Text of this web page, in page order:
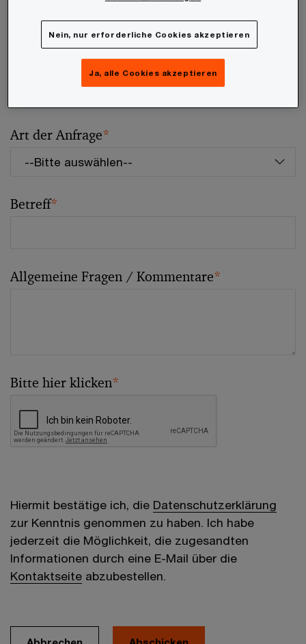
Welches unter den weltweiten Mitgliedsfirmen
soll Ihre Anfrage beantworten?
Art der Anfrage*
Betreff*
Allgemeine Fragen / Kommentare*
Bitte hier klicken*
Hiermit bestätige ich, die Datenschutzerklärung
zur Kenntnis genommen zu haben. Ich habe
jederzeit die Möglichkeit, die zugesandten
Informationen durch eine E-Mail über die
Kontaktseite abzubestellen.
Nein, nur erforderliche Cookies akzeptieren
Ja, alle Cookies akzeptieren